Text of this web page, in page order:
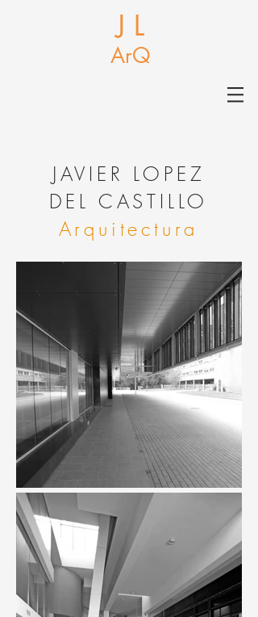
J L
ArQ
JAVIER LOPEZ
DEL CASTILLO
Arquitectura